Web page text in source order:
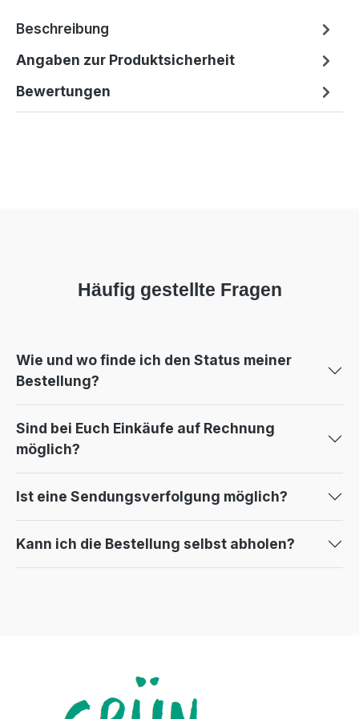
Beschreibung
Angaben zur Produktsicherheit
Bewertungen
Häufig gestellte Fragen
Wie und wo finde ich den Status meiner
Bestellung?
Sind bei Euch Einkäufe auf Rechnung
möglich?
Ist eine Sendungsverfolgung möglich?
Kann ich die Bestellung selbst abholen?